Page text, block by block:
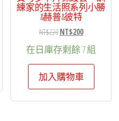
練家的生活照系列小勝
&赫普&彼特
NT$220 原
始
價
格：
NT$220。
NT$200目
前
價
格：
NT$200。
在日庫存剩餘 7 組
加入購物車